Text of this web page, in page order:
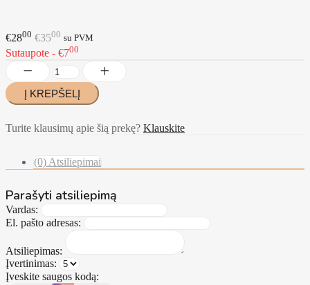
€2800 €3500 su PVM
Sutaupote - €700
Turite klausimų apie šią prekę? Klauskite
(0) Atsiliepimai
Parašyti atsiliepimą
Vardas:
El. pašto adresas:
Atsiliepimas:
Įvertinimas:
Įveskite saugos kodą: